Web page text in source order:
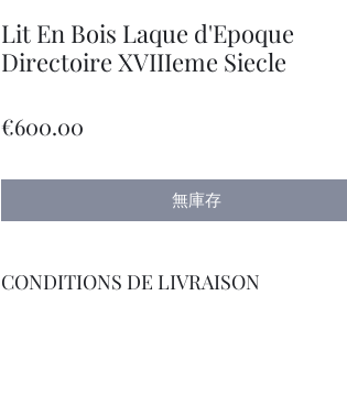
Lit En Bois Laque d'Epoque
Directoire XVIIIeme Siecle
€600.00
無庫存
CONDITIONS DE LIVRAISON